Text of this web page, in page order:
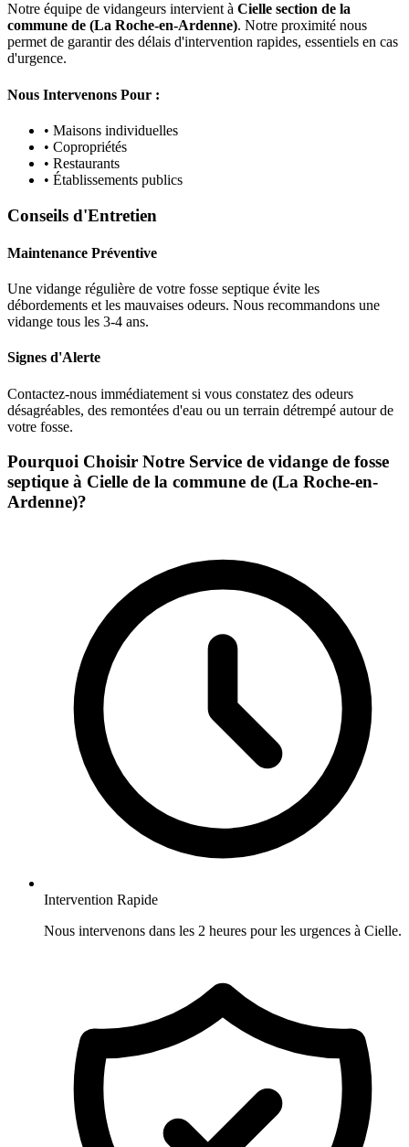
Notre équipe de vidangeurs intervient à Cielle section de la
commune de (La Roche-en-Ardenne). Notre proximité nous
permet de garantir des délais d'intervention rapides, essentiels en cas
d'urgence.
Nous Intervenons Pour :
• Maisons individuelles
• Copropriétés
• Restaurants
• Établissements publics
Conseils d'Entretien
Maintenance Préventive
Une vidange régulière de votre fosse septique évite les
débordements et les mauvaises odeurs. Nous recommandons une
vidange tous les 3-4 ans.
Signes d'Alerte
Contactez-nous immédiatement si vous constatez des odeurs
désagréables, des remontées d'eau ou un terrain détrempé autour de
votre fosse.
Pourquoi Choisir Notre Service de vidange de fosse
septique à Cielle de la commune de (La Roche-en-
Ardenne)?
Intervention Rapide
Nous intervenons dans les 2 heures pour les urgences à Cielle.